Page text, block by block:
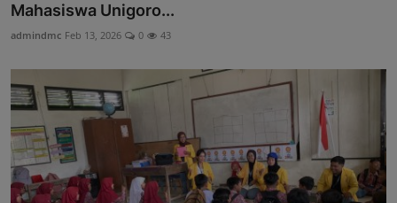
Mahasiswa Unigoro...
admindmc Feb 13, 2026 0 43